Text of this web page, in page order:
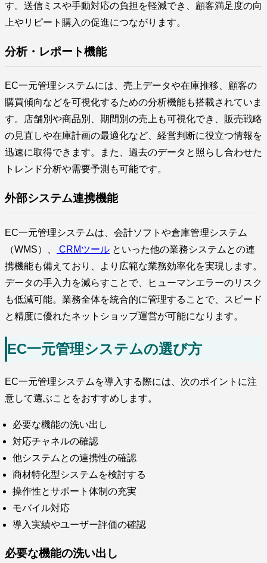
す。送信ミスや手動対応の負担を軽減でき、顧客満足度の向
上やリピート購入の促進につながります。
分析・レポート機能
EC一元管理システムには、売上データや在庫推移、顧客の
購買傾向などを可視化するための分析機能も搭載されていま
す。店舗別や商品別、期間別の売上も可視化でき、販売戦略
の見直しや在庫計画の最適化など、経営判断に役立つ情報を
迅速に取得できます。また、過去のデータと照らし合わせた
トレンド分析や需要予測も可能です。
外部システム連携機能
EC一元管理システムは、会計ソフトや倉庫管理システム
（WMS）、
CRMツール といった他の業務システムとの連
携機能も備えており、より広範な業務効率化を実現します。
データの手入力を減らすことで、ヒューマンエラーのリスク
も低減可能。業務全体を統合的に管理することで、スピード
と精度に優れたネットショップ運営が可能になります。
EC一元管理システムの選び方
EC一元管理システムを導入する際には、次のポイントに注
意して選ぶことをおすすめします。
必要な機能の洗い出し
対応チャネルの確認
他システムとの連携性の確認
商材特化型システムを検討する
操作性とサポート体制の充実
モバイル対応
導入実績やユーザー評価の確認
必要な機能の洗い出し